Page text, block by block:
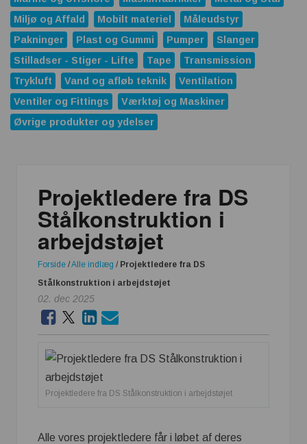
Miljø og Affald
Mobilt materiel
Måleudstyr
Pakninger
Plast og Gummi Pumper
Slanger
Stilladser - Stiger - Lifte
Tape
Transmission
Trykluft
Vand og afløb teknik
Ventilation
Ventiler og Fittings
Værktøj og Maskiner
Øvrige produkter og ydelser
Projektledere fra DS
Stålkonstruktion i
arbejdstøjet
Forside /Alle indlæg / Projektledere fra DS
Stålkonstruktion i arbejdstøjet
02. dec 2025
Projektledere fra DS Stålkonstruktion i arbejdstøjet
Alle vores projektledere får i løbet af deres